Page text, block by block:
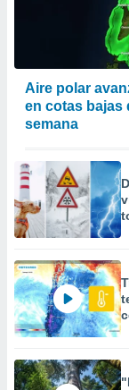
Aire polar
en cotas bajas
semana